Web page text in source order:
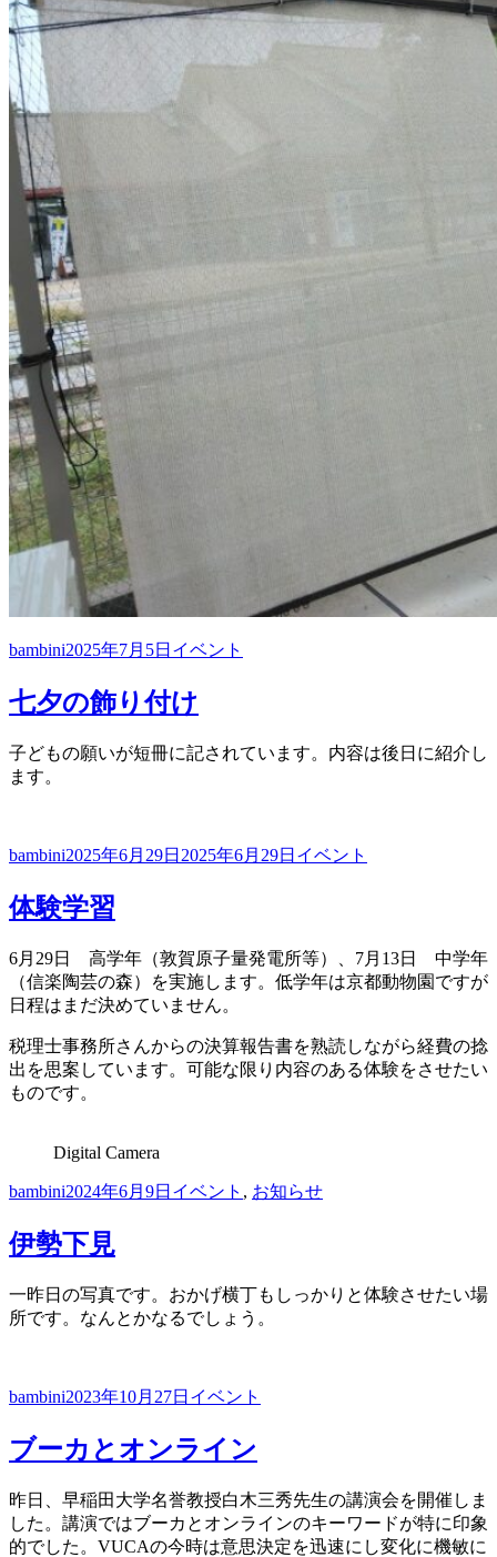
投
者
bambini投
日:
2025年7月5日 カ
ゴ
リ
ー
イベント
七夕の飾り付け
子どもの願いが短冊に記されています。内容は後日に紹介し
ます。
投
者
bambini投
日:
2025年6月29日 2025年6月29日 カ
ー
イベント
体験学習
6月29日 高学年（敦賀原子量発電所等）、7月13日 中学年
（信楽陶芸の森）を実施します。低学年は京都動物園ですが
日程はまだ決めていません。
税理士事務所さんからの決算報告書を熟読しながら経費の捻
出を思案しています。可能な限り内容のある体験をさせたい
ものです。
Digital Camera
投
者
bambini投
日:
2024年6月9日 カ
ー
イベント , お知らせ
伊勢下見
一昨日の写真です。おかげ横丁もしっかりと体験させたい場
所です。なんとかなるでしょう。
投
者
bambini投
日:
2023年10月27日 カ
ゴ
リ
ー
イベント
ブーカとオンライン
昨日、早稲田大学名誉教授白木三秀先生の講演会を開催しま
した。講演ではブーカとオンラインのキーワードが特に印象
的でした。VUCAの今時は意思決定を迅速にし変化に機敏に